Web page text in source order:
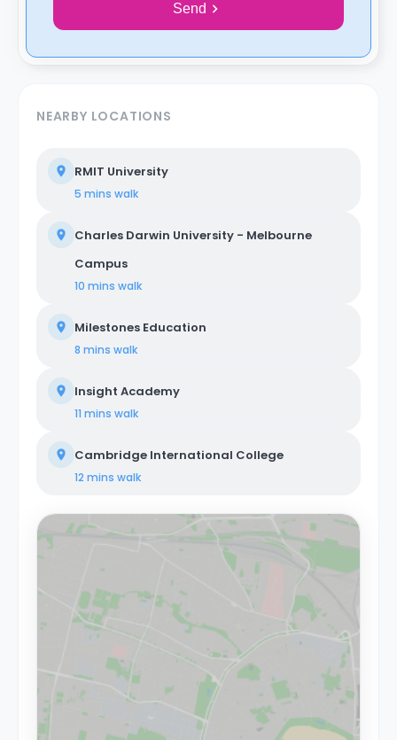
Send
NEARBY LOCATIONS
RMIT University
5 mins walk
Charles Darwin University - Melbourne
Campus
10 mins walk
Milestones Education
8 mins walk
Insight Academy
11 mins walk
Cambridge International College
12 mins walk